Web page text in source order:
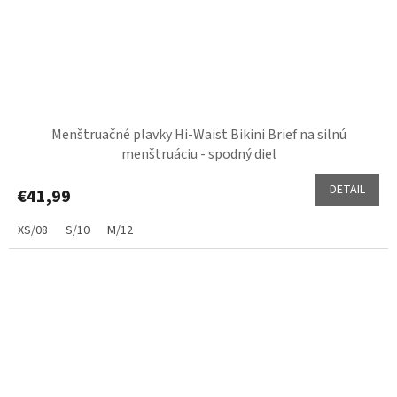
Menštruačné plavky Hi-Waist Bikini Brief na silnú
menštruáciu - spodný diel
€41,99 DETAIL
XS/08 S/10 M/12